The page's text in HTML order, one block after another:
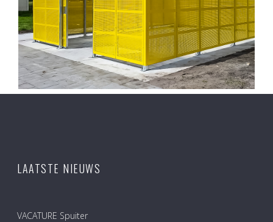
LAATSTE NIEUWS
VACATURE Spuiter